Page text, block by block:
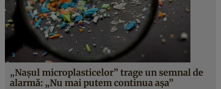
„Nașul microplasticelor” trage un semnal de
alarmă: „Nu mai putem continua așa”